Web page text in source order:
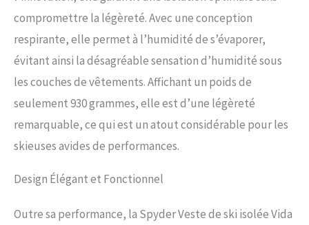
compromettre la légèreté. Avec une conception
respirante, elle permet à l’humidité de s’évaporer,
évitant ainsi la désagréable sensation d’humidité sous
les couches de vêtements. Affichant un poids de
seulement 930 grammes, elle est d’une légèreté
remarquable, ce qui est un atout considérable pour les
skieuses avides de performances.
Design Élégant et Fonctionnel
Outre sa performance, la Spyder Veste de ski isolée Vida